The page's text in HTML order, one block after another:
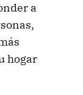
a
hogar